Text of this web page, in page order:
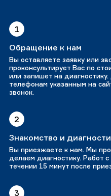
1
Обращение к нам
Вы оставляете заявку или
проконсультирует Вас по
или запишет на
телефонам указанным на
звонок.
2
Знакомство и
Вы приезжаете к нам. Мы
делаем диагностику. Работ
течении 15 минут после
3